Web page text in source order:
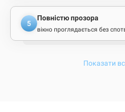
5
Повністю прозора
вікно проглядається без
Показати